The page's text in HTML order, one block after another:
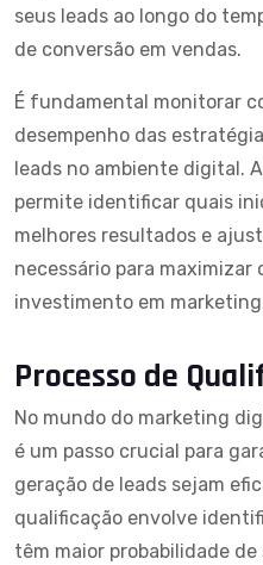
seus leads ao longo do
de conversão em vendas.
É fundamental monitorar
desempenho das
leads no ambiente digital.
permite identificar quais
melhores resultados e
necessário para maximizar
investimento em
Processo de
No mundo do marketing
é um passo crucial para
geração de leads sejam
qualificação envolve
têm maior probabilidade